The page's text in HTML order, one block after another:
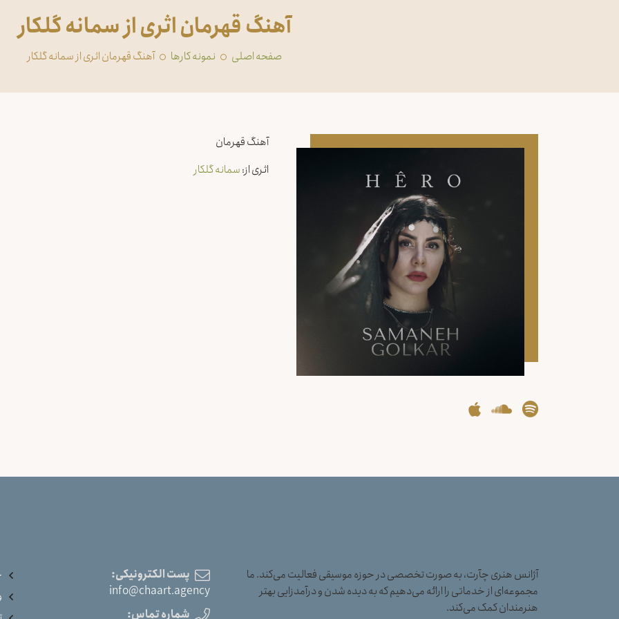
آهنگ قهرمان اثری از سمانه گلکار
صفحه اصلی ‏نمونه کارها آهنگ قهرمان اثری از سمانه گلکار
آهنگ قهرمان
اثری از:سمانه گلکار
آژانس هنری چآرت، به صورت تخصصی در حوزه موسیقی فعالیت می‌کند. ما
مجموعه‌ای از خدماتی را ارائه می‌دهیم که به دیده شدن و درآمدزایی بهتر
هنرمندان کمک می‌کند.
پست الکترونیکی:
info@chaart.agency
شماره تماس: